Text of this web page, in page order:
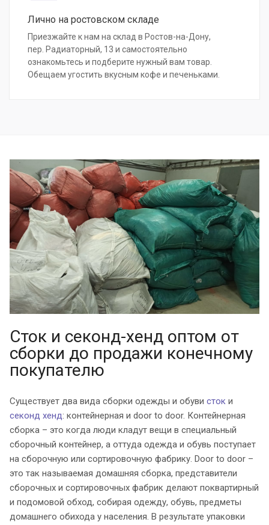
Лично на ростовском складе
Приезжайте к нам на склад в Ростов-на-Дону,
пер. Радиаторный, 13 и самостоятельно
ознакомьтесь и подберите нужный вам товар.
Обещаем угостить вкусным кофе и печеньками.
Сток и секонд-хенд оптом от
сборки до продажи конечному
покупателю
Существует два вида сборки одежды и обуви сток и
секонд хенд: контейнерная и door to door. Контейнерная
сборка – это когда люди кладут вещи в специальный
сборочный контейнер, а оттуда одежда и обувь поступает
на сборочную или сортировочную фабрику. Door to door –
это так называемая домашняя сборка, представители
сборочных и сортировочных фабрик делают поквартирный
и подомовой обход, собирая одежду, обувь, предметы
домашнего обихода у населения. В результате упаковки